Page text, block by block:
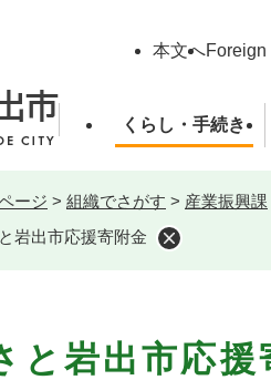
本文へ
くらし・手続き
ージ > 組織でさがす > 産業振興課
岩出市応援寄附金
と岩出市応援